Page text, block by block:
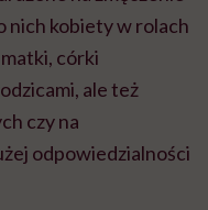
nich kobiety w rolach
córki
ale też
czy na
odpowiedzialności